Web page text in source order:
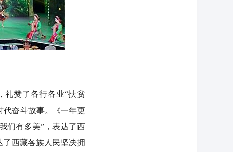
赞了各行各业“扶贫
奋斗故事。《一年更
们有多美”，表达了西
西藏各族人民坚决拥